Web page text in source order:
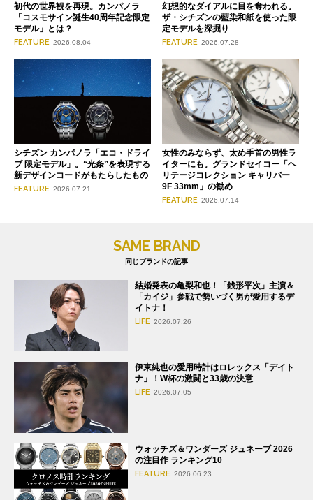
初代の世界観を再現。カンパノラ
「コスモサイン誕生40周年記念限定
モデル」とは？
FEATURE 2026.08.04
幻想的なダイアルに目を奪われる。
ザ・シチズンの藍染和紙を使った限
定モデルを深掘り
FEATURE 2026.07.28
シチズン カンパノラ「エコ・ドライ
ブ 限定モデル」。“光条”を表現する
新デザインコードがもたらしたもの
FEATURE 2026.07.21
女性のみならず、太め手首の男性ラ
イターにも。グランドセイコー「ヘ
リテージコレクション キャリバー
9F 33mm」の勧め
FEATURE 2026.07.14
SAME BRAND
同じブランドの記事
結婚発表の亀梨和也！「銭形平次」主演＆
「カイジ」参戦で勢いづく男が愛用するデ
イトナ！
LIFE 2026.07.26
伊東純也の愛用時計はロレックス「デイト
ナ」！W杯の激闘と33歳の決意
LIFE 2026.07.05
ウォッチズ＆ワンダーズ ジュネーブ 2026
の注目作 ランキング10
FEATURE 2026.06.23